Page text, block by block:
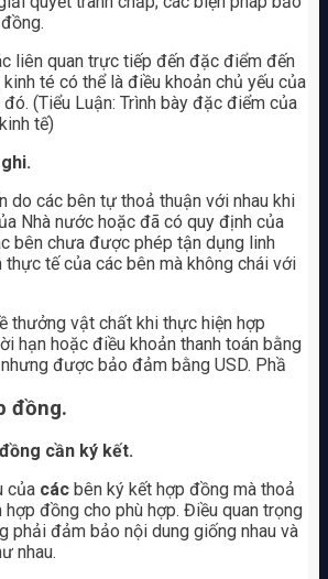
liên quan trực tiếp đến đặc điểm đến
té có thể là điều khoản chủ yếu của
(Tiểu Luận: Trình bày đặc điểm của
tế)
do các bên tự thoả thuận với nhau khi
Nhà nước hoặc đã có quy định của
bên chưa được phép tận dụng linh
thực tế của các bên mà không chái với
thưởng vật chất khi thực hiện hợp
hạn hoặc điều khoản thanh toán bằng
được bảo đảm bằng USD. Phầ
đồng.
cần ký kết.
của cácbên ký kết hợp đồng mà thoả
đồng cho phù hợp. Điều quan trọng
phải đảm bảo nội dung giống nhau và
nhau.